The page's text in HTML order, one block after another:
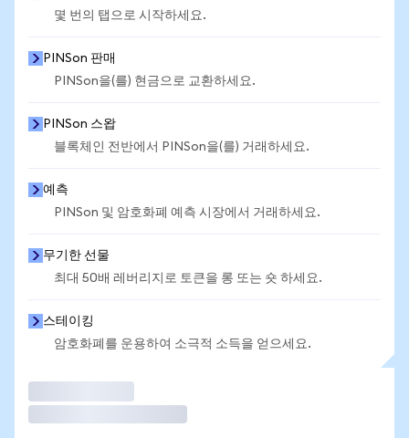
몇 번의 탭으로 시작하세요.
PINSon 판매
PINSon을(를) 현금으로 교환하세요.
PINSon 스왑
블록체인 전반에서 PINSon을(를) 거래하세요.
예측
PINSon 및 암호화폐 예측 시장에서 거래하세요.
무기한 선물
최대 50배 레버리지로 토큰을 롱 또는 숏 하세요.
스테이킹
암호화폐를 운용하여 소극적 소득을 얻으세요.